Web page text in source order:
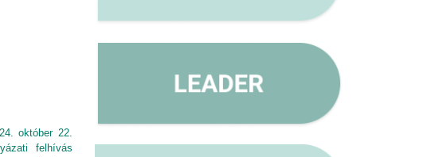
október 22.
felhívás